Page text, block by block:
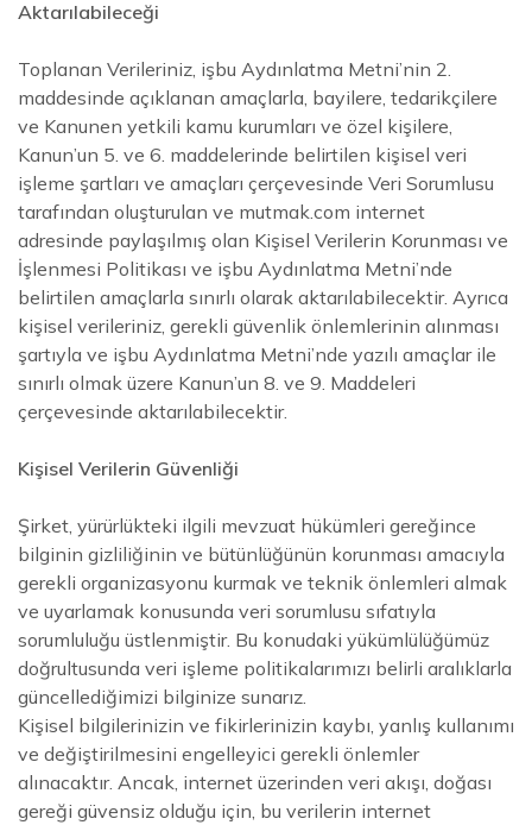
Aktarılabileceği
Toplanan Verileriniz, işbu Aydınlatma Metni’nin 2.
maddesinde açıklanan amaçlarla, bayilere, tedarikçilere
ve Kanunen yetkili kamu kurumları ve özel kişilere,
Kanun’un 5. ve 6. maddelerinde belirtilen kişisel veri
işleme şartları ve amaçları çerçevesinde Veri Sorumlusu
tarafından oluşturulan ve mutmak.com internet
adresinde paylaşılmış olan Kişisel Verilerin Korunması ve
İşlenmesi Politikası ve işbu Aydınlatma Metni’nde
belirtilen amaçlarla sınırlı olarak aktarılabilecektir. Ayrıca
kişisel verileriniz, gerekli güvenlik önlemlerinin alınması
şartıyla ve işbu Aydınlatma Metni’nde yazılı amaçlar ile
sınırlı olmak üzere Kanun’un 8. ve 9. Maddeleri
çerçevesinde aktarılabilecektir.
Kişisel Verilerin Güvenliği
Şirket, yürürlükteki ilgili mevzuat hükümleri gereğince
bilginin gizliliğinin ve bütünlüğünün korunması amacıyla
gerekli organizasyonu kurmak ve teknik önlemleri almak
ve uyarlamak konusunda veri sorumlusu sıfatıyla
sorumluluğu üstlenmiştir. Bu konudaki yükümlülüğümüz
doğrultusunda veri işleme politikalarımızı belirli aralıklarla
güncellediğimizi bilginize sunarız.
Kişisel bilgilerinizin ve fikirlerinizin kaybı, yanlış kullanımı
ve değiştirilmesini engelleyici gerekli önlemler
alınacaktır. Ancak, internet üzerinden veri akışı, doğası
gereği güvensiz olduğu için, bu verilerin internet